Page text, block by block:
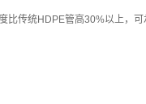
传统HDPE管高30%以上，可